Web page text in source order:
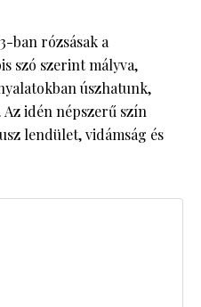
ban rózsásak a
szó szerint mályva,
úszhatunk,
Az idén népszerű szín
lendület, vidámság és